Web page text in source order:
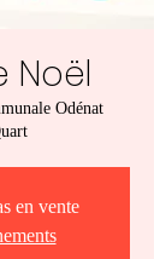
Noël
Odénat
en vente